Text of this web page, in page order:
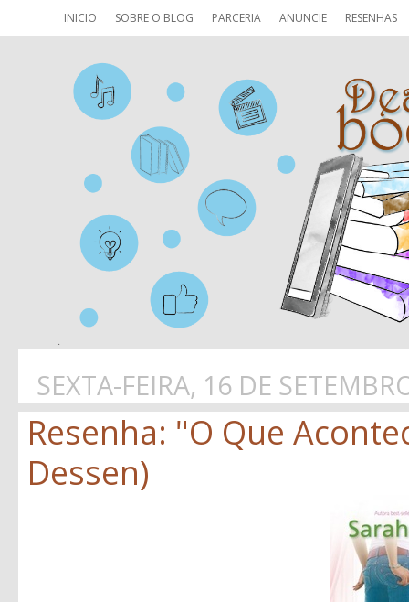
INICIO SOBRE O BLOG PARCERIA ANUNCIE RESENHAS
SEXTA-FEIRA, 16 DE
Resenha: "O Que
Dessen)